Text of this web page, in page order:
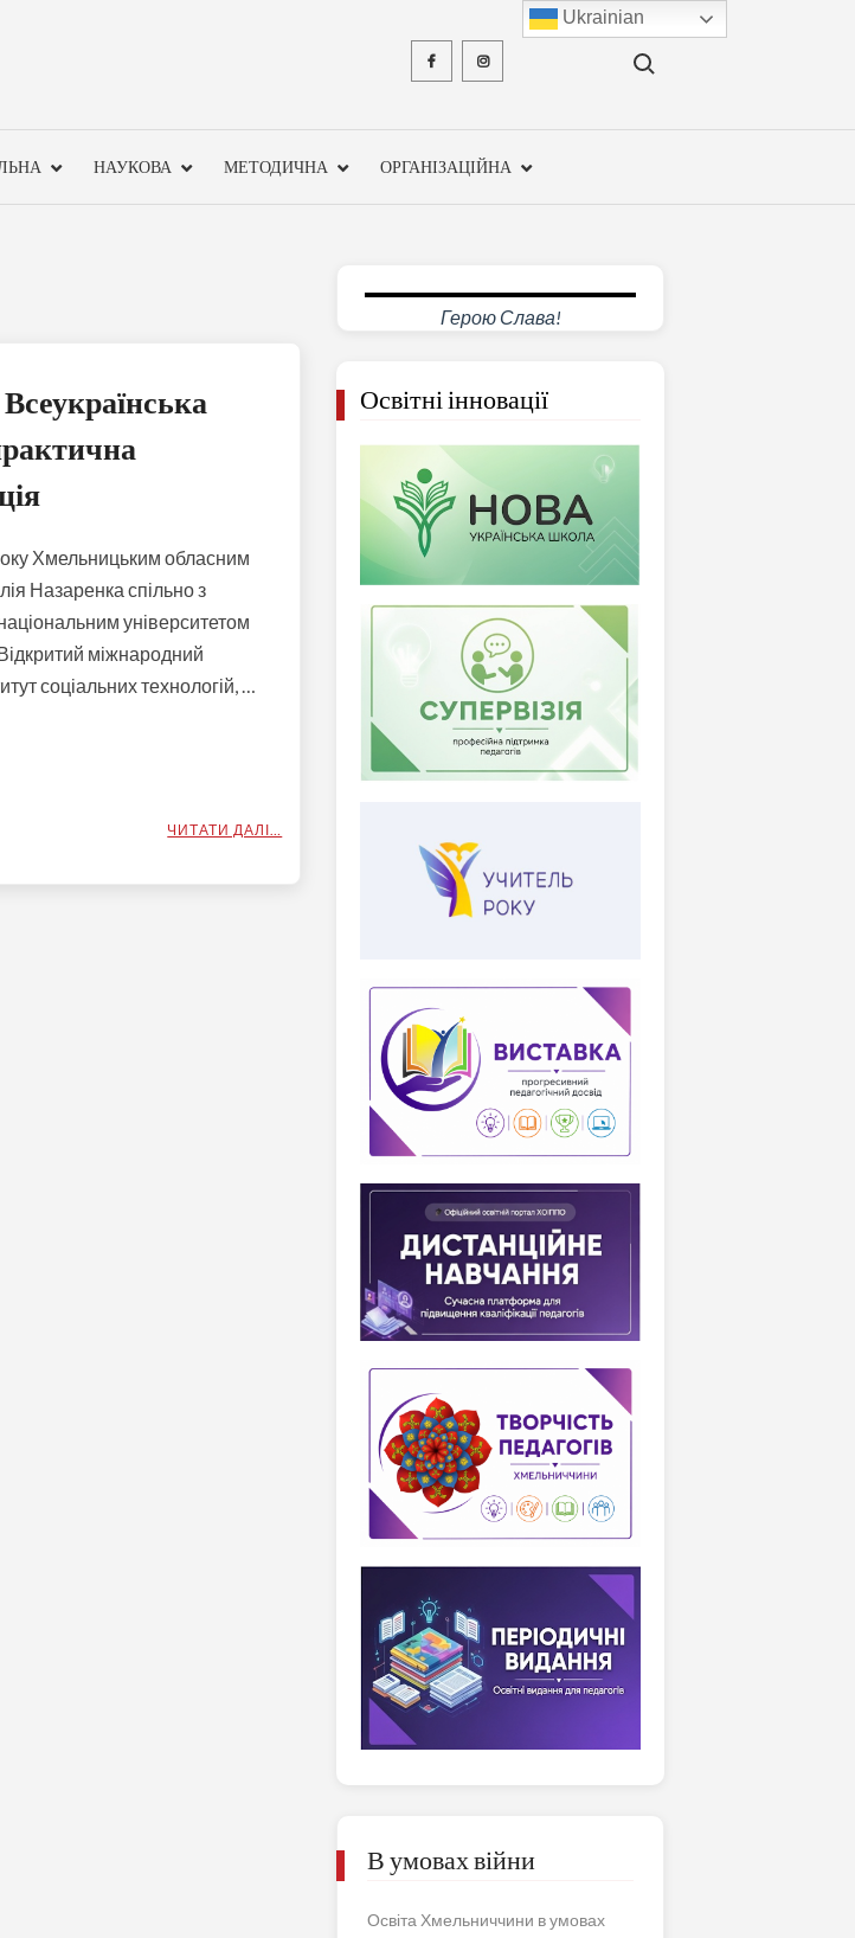
FacebookInstagram Search for:
НАУКОВА МЕТОДИЧНА ОРГАНІЗАЦІЙНА
Хмельницьким обласним
Назаренка спільно з
університетом
міжнародний
соціальних технологій, …
ЧИТАТИ ДАЛІ…
Герою Слава!
Освітні інновації
В умовах війни
Освіта Хмельниччини в умовах
Ukrainian